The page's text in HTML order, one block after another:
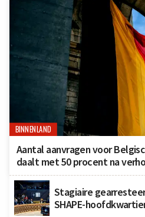
BINNENLAND
Aantal aanvragen voor
daalt met 50 procent na
Stagiaire
SHAPE-